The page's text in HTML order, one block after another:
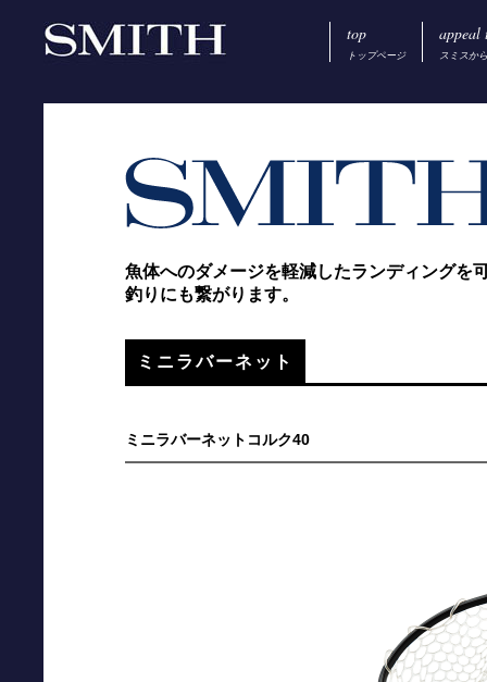
top
トップページ
appeal
スミスか
魚体へのダメージを軽減したランディングを
釣りにも繋がります。
ミニラバーネット
ミニラバーネットコルク40